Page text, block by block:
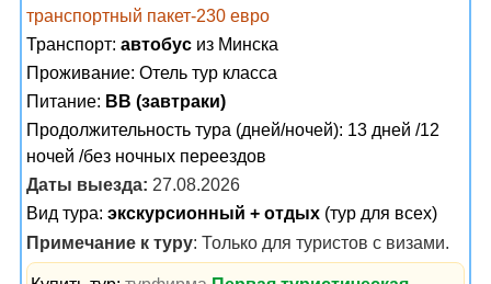
транспортный пакет-230 евро
Транспорт: автобус из Минска
Проживание: Отель тур класса
Питание: BB (завтраки)
Продолжительность тура (дней/ночей): 13 дней /12
ночей /без ночных переездов
Даты выезда: 27.08.2026
Вид тура: экскурсионный + отдых (тур для всех)
Примечание к туру: Только для туристов с визами.